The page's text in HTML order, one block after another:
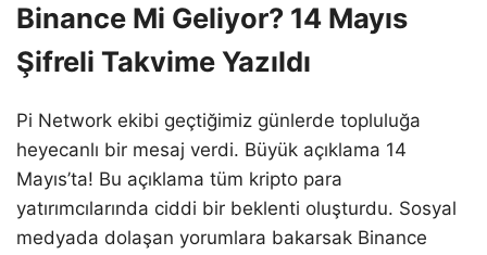
Binance Mi Geliyor? 14 Mayıs
Şifreli Takvime Yazıldı
Pi Network ekibi geçtiğimiz günlerde topluluğa
heyecanlı bir mesaj verdi. Büyük açıklama 14
Mayıs’ta! Bu açıklama tüm kripto para
yatırımcılarında ciddi bir beklenti oluşturdu. Sosyal
medyada dolaşan yorumlara bakarsak Binance